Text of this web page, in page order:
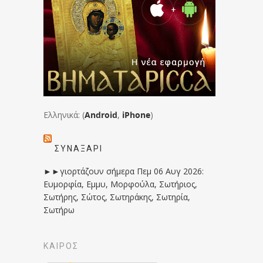
Ελληνικά: (Android, iPhone)
ΣΥΝΑΞΆΡΙ
►►γιορτάζουν σήμερα Πεμ 06 Αυγ 2026:
Ευμορφία, Εμμυ, Μορφούλα, Σωτήριος,
Σωτήρης, Σώτος, Σωτηράκης, Σωτηρία,
Σωτήρω
ΚΑΙΡΟΣ